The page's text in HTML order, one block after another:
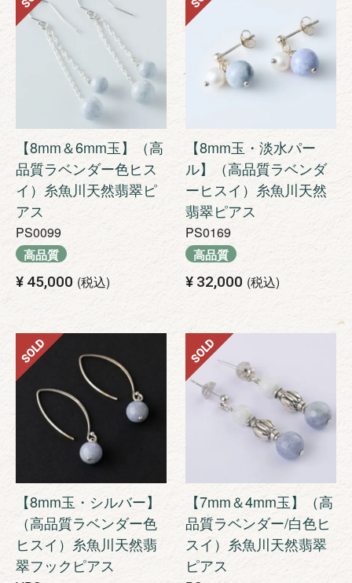
【8mm＆6mm玉】（高
品質ラベンダー色ヒス
イ）糸魚川天然翡翠ピ
アス
PS0099
高品質
¥ 45,000 税込
【8mm玉・淡水パー
ル】（高品質ラベンダ
ーヒスイ）糸魚川天然
翡翠ピアス
PS0169
高品質
¥ 32,000 税込
【8mm玉・シルバー】
（高品質ラベンダー色
ヒスイ）糸魚川天然翡
翠フックピアス
SOLD
【7mm＆4mm玉】（高
品質ラベンダー/白色ヒ
スイ）糸魚川天然翡翠
ピアス
SOLD